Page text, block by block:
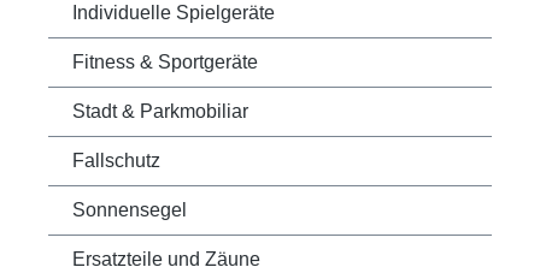
Individuelle Spielgeräte
Fitness & Sportgeräte
Stadt & Parkmobiliar
Fallschutz
Sonnensegel
Ersatzteile und Zäune